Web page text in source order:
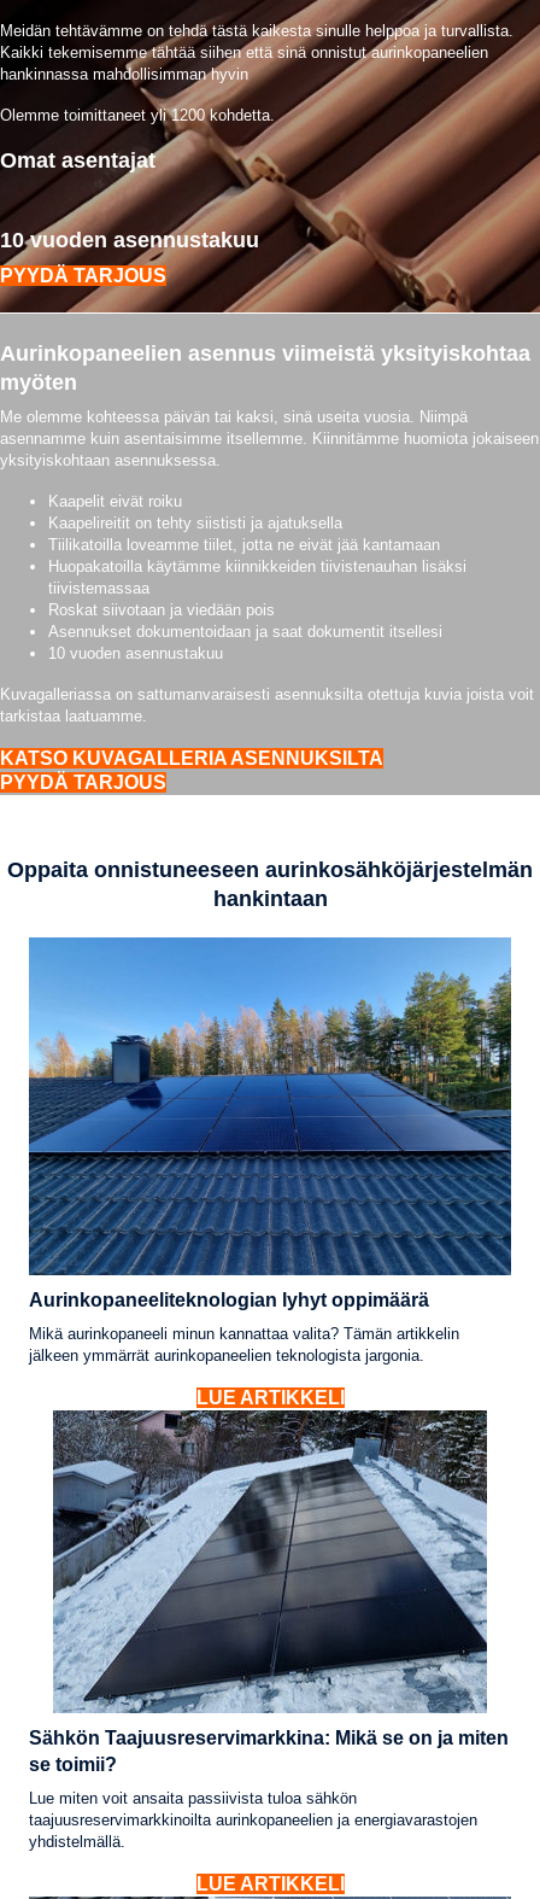
Meidän tehtävämme on tehdä tästä kaikesta sinulle helppoa ja turvallista.
Kaikki tekemisemme tähtää siihen että sinä onnistut aurinkopaneelien
hankinnassa mahdollisimman hyvin
Olemme toimittaneet yli 1200 kohdetta.
Omat asentajat
10 vuoden asennustakuu
PYYDÄ TARJOUS
Aurinkopaneelien asennus viimeistä yksityiskohtaa
myöten
Me olemme kohteessa päivän tai kaksi, sinä useita vuosia. Niimpä
asennamme kuin asentaisimme itsellemme. Kiinnitämme huomiota jokaiseen
yksityiskohtaan asennuksessa.
Kaapelit eivät roiku
Kaapelireitit on tehty siististi ja ajatuksella
Tiilikatoilla loveamme tiilet, jotta ne eivät jää kantamaan
Huopakatoilla käytämme kiinnikkeiden tiivistenauhan lisäksi
tiivistemassaa
Roskat siivotaan ja viedään pois
Asennukset dokumentoidaan ja saat dokumentit itsellesi
10 vuoden asennustakuu
Kuvagalleriassa on sattumanvaraisesti asennuksilta otettuja kuvia joista voit
tarkistaa laatuamme.
KATSO KUVAGALLERIA ASENNUKSILTA
PYYDÄ TARJOUS
Oppaita onnistuneeseen aurinkosähköjärjestelmän
hankintaan
Aurinkopaneeliteknologian lyhyt oppimäärä
Mikä aurinkopaneeli minun kannattaa valita? Tämän artikkelin
jälkeen ymmärrät aurinkopaneelien teknologista jargonia.
LUE ARTIKKELI
Sähkön Taajuusreservimarkkina: Mikä se on ja miten
se toimii?
Lue miten voit ansaita passiivista tuloa sähkön
taajuusreservimarkkinoilta aurinkopaneelien ja energiavarastojen
yhdistelmällä.
LUE ARTIKKELI